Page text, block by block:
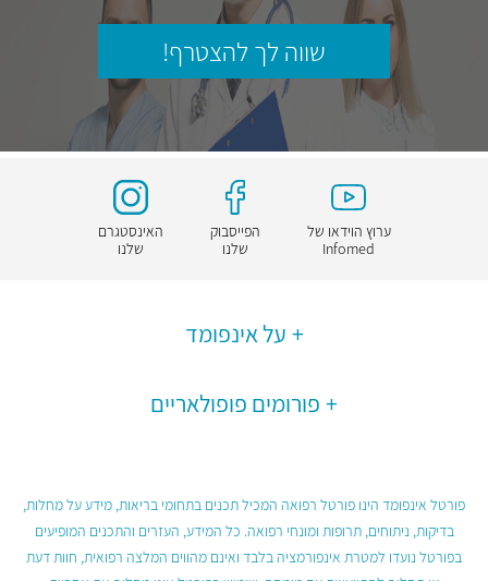
שווה לך להצטרף!
ערוץ הוידאו של
Infomed
הפייסבוק
שלנו
האינסטגרם
שלנו
על אינפומד
פורומים פופולאריים
פורטל אינפומד הינו פורטל רפואה המכיל תכנים בתחומי בריאות, מידע על מחלות,
בדיקות, ניתוחים, תרופות ומונחי רפואה. כל המידע, העזרים והתכנים המופיעים
בפורטל נועדו למטרת אינפורמציה בלבד ואינם מהווים המלצה רפואית, חוות דעת